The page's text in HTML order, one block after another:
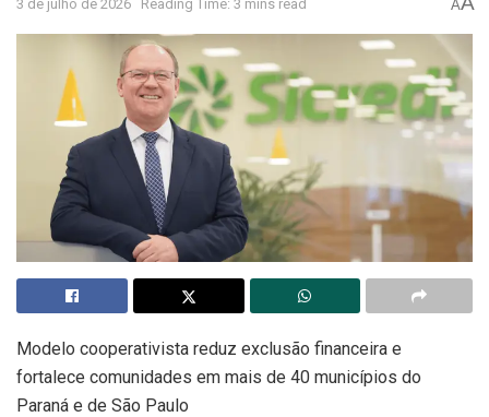
3 de julho de 2026 Reading Time: 3 mins read A
Modelo cooperativista reduz exclusão financeira e
fortalece comunidades em mais de 40 municípios do
Paraná e de São Paulo